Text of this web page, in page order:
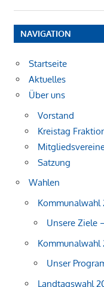
NAVIGATION
Startseite
Aktuelles
Über uns
Vorstand
Kreistag
Satzung
Wahlen
Kommunalwahl
Unsere Ziele
Kommunalwahl
Unser
Landtagswahl